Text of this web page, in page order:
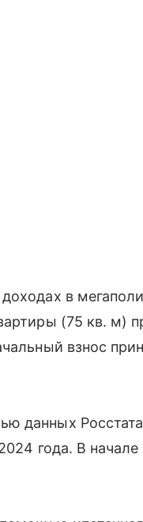
в
(75 кв. м)
взнос
данных
года. В